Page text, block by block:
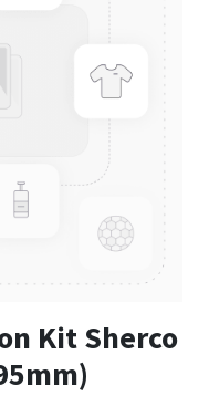
Kit Sherco